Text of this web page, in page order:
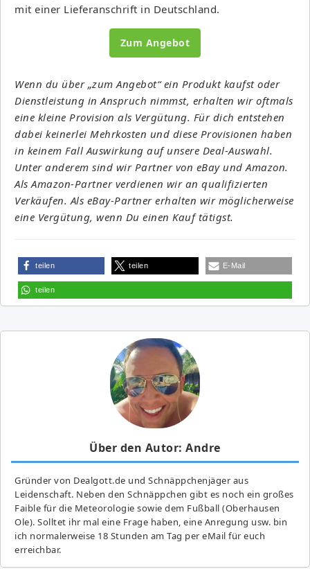
mit einer Lieferanschrift in Deutschland.
Zum Angebot
Wenn du über „zum Angebot“ ein Produkt kaufst oder
Dienstleistung in Anspruch nimmst, erhalten wir oftmals
eine kleine Provision als Vergütung. Für dich entstehen
dabei keinerlei Mehrkosten und diese Provisionen haben
in keinem Fall Auswirkung auf unsere Deal-Auswahl.
Unter anderem sind wir Partner von eBay und Amazon.
Als Amazon-Partner verdienen wir an qualifizierten
Verkäufen. Als eBay-Partner erhalten wir möglicherweise
eine Vergütung, wenn Du einen Kauf tätigst.
teilen teilen E-Mail
teilen
Über den Autor: Andre
Gründer von Dealgott.de und Schnäppchenjäger aus
Leidenschaft. Neben den Schnäppchen gibt es noch ein großes
Fai­ble für die Meteorologie sowie dem Fußball (Oberhausen
Ole). Solltet ihr mal eine Frage haben, eine Anregung usw. bin
ich normalerweise 18 Stunden am Tag per eMail für euch
erreichbar.